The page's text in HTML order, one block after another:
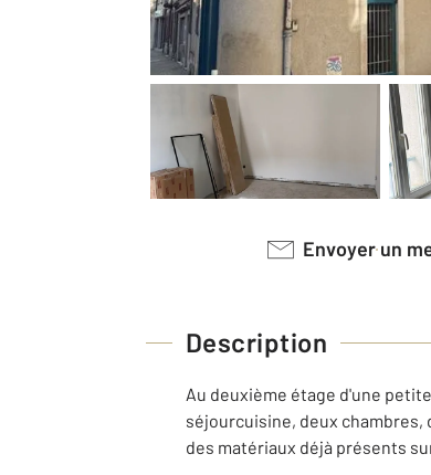
Envoyer un
Description
Au deuxième étage d'une
séjourcuisine, deux chambres,
des matériaux déjà présents